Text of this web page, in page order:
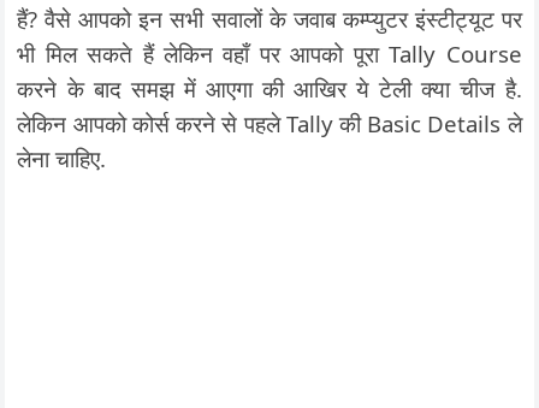
हैं? वैसे आपको इन सभी सवालों के जवाब कम्प्युटर इंस्टीट्यूट पर
भी मिल सकते हैं लेकिन वहाँ पर आपको पूरा Tally Course
करने के बाद समझ में आएगा की आखिर ये टेली क्या चीज है.
लेकिन आपको कोर्स करने से पहले Tally की Basic Details ले
लेना चाहिए.